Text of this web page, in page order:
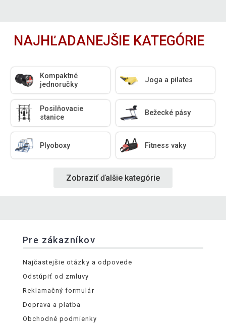
NAJHĽADANEJŠIE KATEGÓRIE
Kompaktné
jednoručky
Joga a pilates
Posilňovacie
stanice
Bežecké pásy
Plyoboxy Fitness vaky
Zobraziť ďalšie kategórie
Pre zákazníkov
Najčastejšie otázky a odpovede
Odstúpiť od zmluvy
Reklamačný formulár
Doprava a platba
Obchodné podmienky